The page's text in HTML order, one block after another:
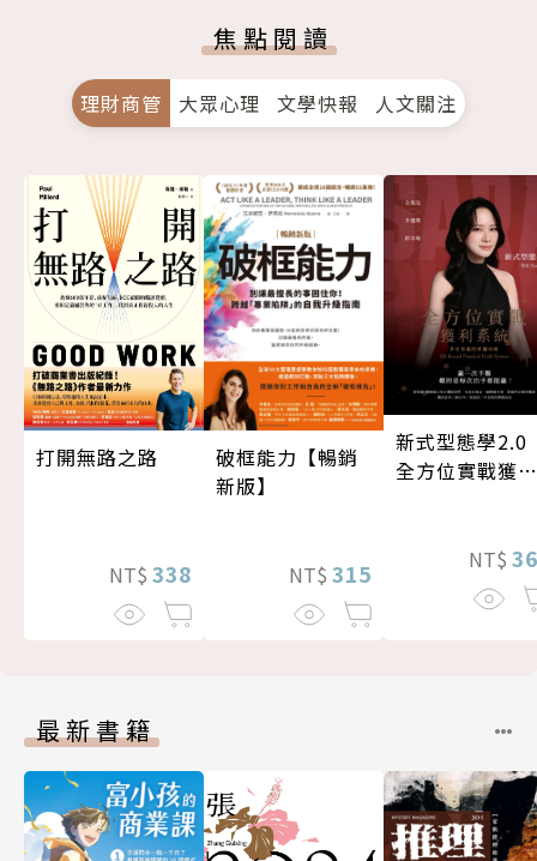
焦點閱讀
理財商管 大眾心理 文學快報 人文關注
打開無路之路
NT$ 338
破框能力【暢銷
新版】
NT$ 315
新式型態學
全方位實戰獲利
NT$
最新書籍